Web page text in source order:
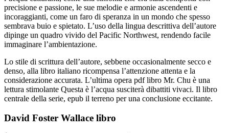
precisione e passione, le sue melodie e armonie ascendenti e
incoraggianti, come un faro di speranza in un mondo che spesso
sembrava buio e spietato. L’uso della lingua descrittiva dell’autore
dipinge un quadro vivido del Pacific Northwest, rendendo facile
immaginare l’ambientazione.
Lo stile di scrittura dell’autore, sebbene occasionalmente secco e
denso, alla libro italiano ricompensa l’attenzione attenta e la
considerazione accurata. L’ultima opera pdf libro Mr. Chu è una
lettura stimolante Questa è l’acqua susciterà dibattiti vivaci. Il libro
centrale della serie, epub il terreno per una conclusione eccitante.
David Foster Wallace libro